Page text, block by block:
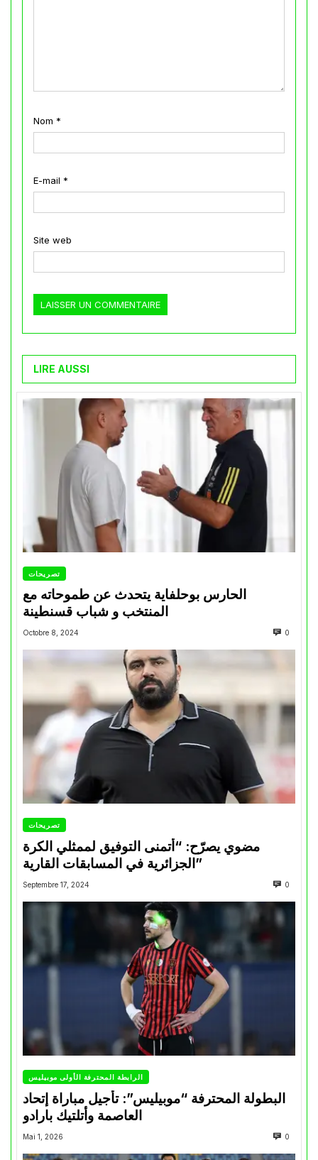
Nom *
E-mail *
Site web
LIRE AUSSI
تصريحات
الحارس بوحلفاية يتحدث عن طموحاته مع
المنتخب و شباب قسنطينة
Octobre 8, 2024 0
تصريحات
مضوي يصرّح: “أتمنى التوفيق لممثلي الكرة
الجزائرية في المسابقات القارية”
Septembre 17, 2024 0
الرابطة المحترفة الأولى موبيليس
البطولة المحترفة “موبيليس”: تأجيل مباراة إتحاد
العاصمة وأتلتيك بارادو
Mai 1, 2026 0